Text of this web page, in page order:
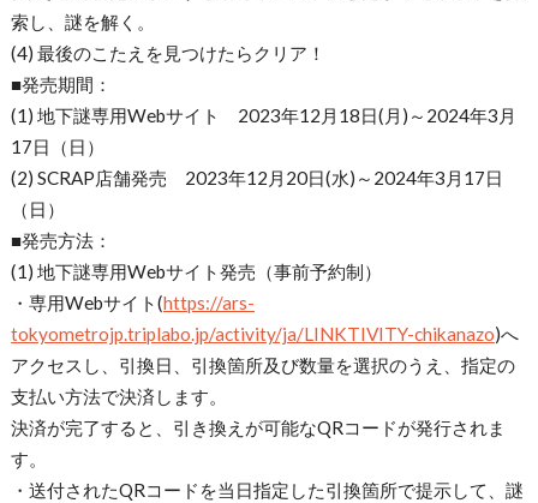
索し、謎を解く。
(4) 最後のこたえを見つけたらクリア！
■発売期間：
(1) 地下謎専用Webサイト 2023年12月18日(月)～2024年3月
17日（日）
(2) SCRAP店舗発売 2023年12月20日(水)～2024年3月17日
（日）
■発売方法：
(1) 地下謎専用Webサイト発売（事前予約制）
・専用Webサイト(https://ars-
tokyometrojp.triplabo.jp/activity/ja/LINKTIVITY-chikanazo)へ
アクセスし、引換日、引換箇所及び数量を選択のうえ、指定の
支払い方法で決済します。
決済が完了すると、引き換えが可能なQRコードが発行されま
す。
・送付されたQRコードを当日指定した引換箇所で提示して、謎